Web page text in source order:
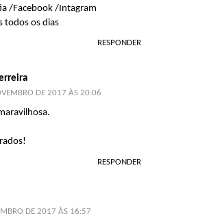
/Facebook / Intagram
todos os dias
RESPONDER
DE 2017 ÀS 20:06
RESPONDER
DE 2017 ÀS 16:57